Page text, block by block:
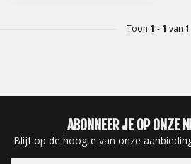
Toon 1 -1 van 1
ABONNEER JE OP ONZE
Blijf op de hoogte van onze